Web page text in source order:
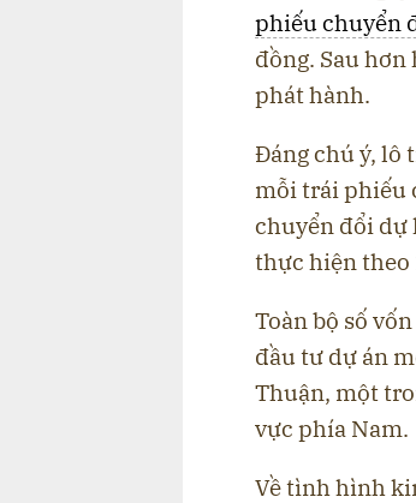
phiếu chuyển
đồng. Sau
phát hành.
Đáng chú ý, lô
mỗi trái phiếu
chuyển đổi dự
thực hiện theo
Toàn bộ số
đầu tư dự án
Thuận, một
vực phía Nam.
Về tình hình